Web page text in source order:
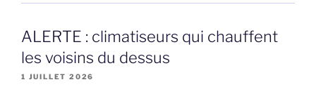
ALERTE : climatiseurs qui chauffent
les voisins du dessus
1 JUILLET 2026